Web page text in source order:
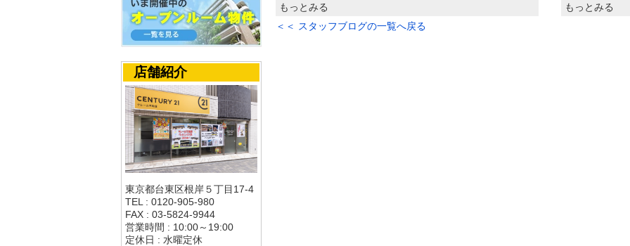
もっとみる
もっとみる
＜＜ スタッフブログの一覧へ戻る
店舗紹介
東京都台東区根岸５丁目17-4
TEL : 0120-905-980
FAX : 03-5824-9944
営業時間 : 10:00～19:00
定休日 : 水曜定休